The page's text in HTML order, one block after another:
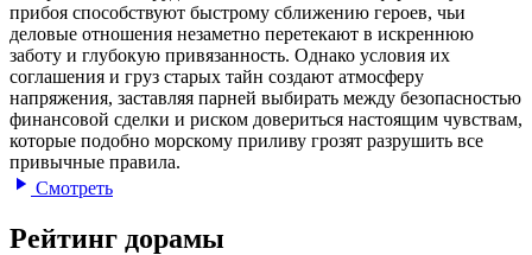
прибоя способствуют быстрому сближению героев, чьи
деловые отношения незаметно перетекают в искреннюю
заботу и глубокую привязанность. Однако условия их
соглашения и груз старых тайн создают атмосферу
напряжения, заставляя парней выбирать между безопасностью
финансовой сделки и риском довериться настоящим чувствам,
которые подобно морскому приливу грозят разрушить все
привычные правила.
Смотреть
Рейтинг дорамы